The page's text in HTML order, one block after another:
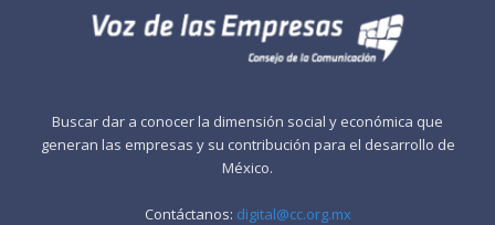
Buscar dar a conocer la dimensión social y económica que
generan las empresas y su contribución para el desarrollo de
México.
Contáctanos: digital@cc.org.mx